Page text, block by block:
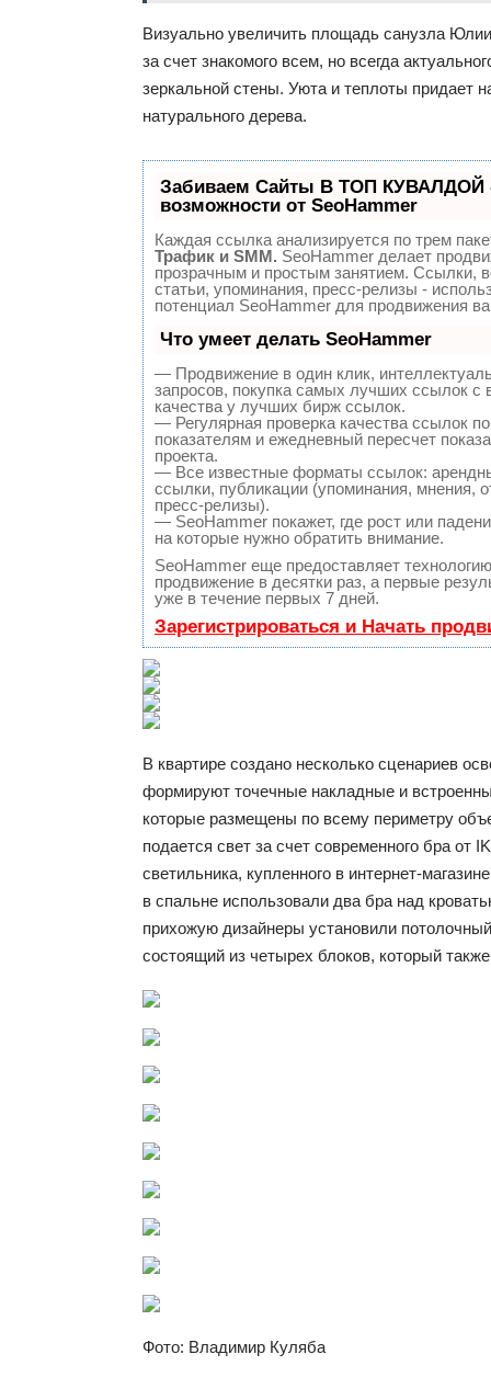
Визуально увеличить площадь санузла
за счет знакомого всем, но всегда
зеркальной стены. Уюта и теплоты придает
натурального дерева.
Забиваем Сайты В ТОП КУВАЛДОЙ
возможности от SeoHammer
Каждая ссылка анализируется по трем
Трафик и SMM. SeoHammer делает
прозрачным и простым занятием. Ссылки,
статьи, упоминания, пресс-релизы -
потенциал SeoHammer для продвижения
Что умеет делать SeoHammer
— Продвижение в один клик,
запросов, покупка самых лучших ссылок с
качества у лучших бирж ссылок.
— Регулярная проверка качества ссылок
показателям и ежедневный пересчет
проекта.
— Все известные форматы ссылок:
ссылки, публикации (упоминания, мнения,
пресс-релизы).
— SeoHammer покажет, где рост или
на которые нужно обратить внимание.
SeoHammer еще предоставляет
продвижение в десятки раз, а первые
уже в течение первых 7 дней.
Зарегистрироваться и Начать
В квартире создано несколько сценариев
формируют точечные накладные и
которые размещены по всему периметру
подается свет за счет современного бра от
светильника, купленного в интернет-
в спальне использовали два бра над
прихожую дизайнеры установили
состоящий из четырех блоков, который
Фото: Владимир Куляба